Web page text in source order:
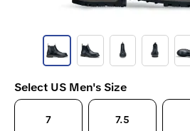
Select US Men's Size
7 7.5